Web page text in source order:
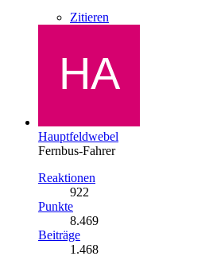
Zitieren
Hauptfeldwebel
Fernbus-Fahrer
Reaktionen
922
Punkte
8.469
Beiträge
1.468